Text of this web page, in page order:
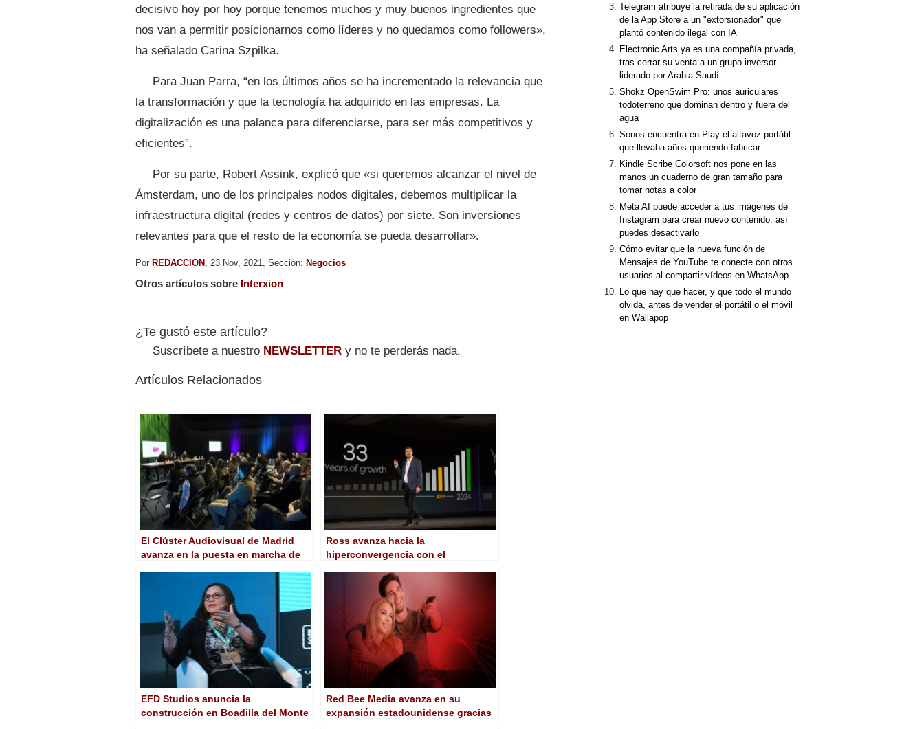
decisivo hoy por hoy porque tenemos muchos y muy buenos ingredientes que
nos van a permitir posicionarnos como líderes y no quedamos como followers»,
ha señalado Carina Szpilka.
Para Juan Parra, “en los últimos años se ha incrementado la relevancia que
la transformación y que la tecnología ha adquirido en las empresas. La
digitalización es una palanca para diferenciarse, para ser más competitivos y
eficientes”.
Por su parte, Robert Assink, explicó que «si queremos alcanzar el nivel de
Ámsterdam, uno de los principales nodos digitales, debemos multiplicar la
infraestructura digital (redes y centros de datos) por siete. Son inversiones
relevantes para que el resto de la economía se pueda desarrollar».
Por REDACCION , 23 Nov, 2021, Sección: Negocios
Otros artículos sobre Interxion
¿Te gustó este artículo?
Suscríbete a nuestro NEWSLETTER y no te perderás nada.
Artículos Relacionados
El Clúster Audiovisual de Madrid
avanza en la puesta en marcha de
Ross avanza hacia la
hiperconvergencia con el
Carbonite HyperMax
EFD Studios anuncia la
construcción en Boadilla del Monte
Red Bee Media avanza en su
expansión estadounidense gracias
Telegram atribuye la retirada de su aplicación
de la App Store a un "extorsionador" que
plantó contenido ilegal con IA
Electronic Arts ya es una compañía privada,
tras cerrar su venta a un grupo inversor
liderado por Arabia Saudí
Shokz OpenSwim Pro: unos auriculares
todoterreno que dominan dentro y fuera del
agua
Sonos encuentra en Play el altavoz portátil
que llevaba años queriendo fabricar
Kindle Scribe Colorsoft nos pone en las
manos un cuaderno de gran tamaño para
tomar notas a color
Meta AI puede acceder a tus imágenes de
Instagram para crear nuevo contenido: así
puedes desactivarlo
Cómo evitar que la nueva función de
Mensajes de YouTube te conecte con otros
usuarios al compartir vídeos en WhatsApp
Lo que hay que hacer, y que todo el mundo
olvida, antes de vender el portátil o el móvil
en Wallapop